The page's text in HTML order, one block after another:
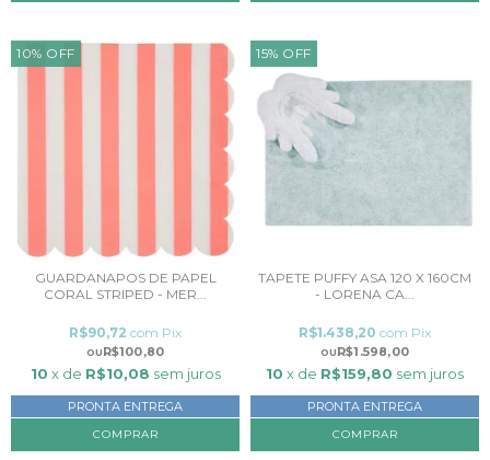
10% OFF
GUARDANAPOS DE PAPEL
CORAL STRIPED - MER...
R$100,80
R$90,72 com Pix
10 x de R$10,08 sem juros
PRONTA ENTREGA
15% OFF
TAPETE PUFFY ASA 120 X 160CM
- LORENA CA...
R$1.598,00
R$1.438,20 com Pix
10 x de R$159,80 sem juros
PRONTA ENTREGA